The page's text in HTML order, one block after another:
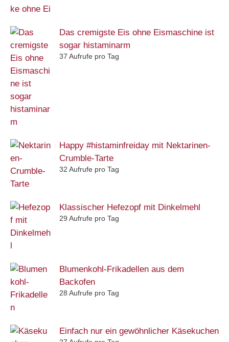
Das cremigste Eis ohne Eismaschine ist
sogar histaminarm
37 Aufrufe pro Tag
Happy #histaminfreiday mit Nektarinen-
Crumble-Tarte
32 Aufrufe pro Tag
Klassischer Hefezopf mit Dinkelmehl
29 Aufrufe pro Tag
Blumenkohl-Frikadellen aus dem
Backofen
28 Aufrufe pro Tag
Einfach nur ein gewöhnlicher Käsekuchen